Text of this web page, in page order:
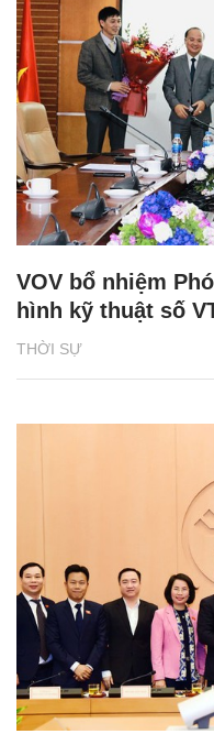
THỜI SỰ
VOV bổ nhiệm
hình kỹ thuật số